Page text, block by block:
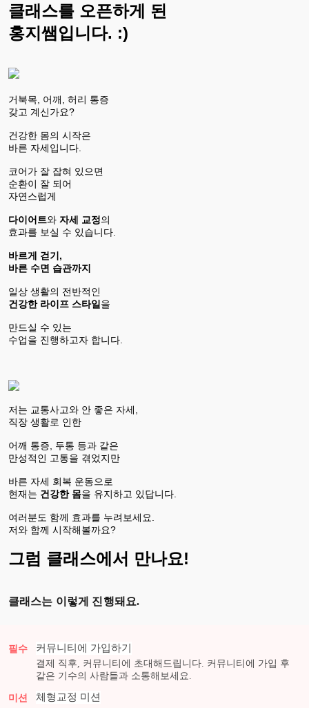
클래스를 오픈하게 된
홍지쌤입니다. :)
거북목, 어깨, 허리 통증
갖고 계신가요?
건강한 몸의 시작은
바른 자세입니다.
코어가 잘 잡혀 있으면
순환이 잘 되어
자연스럽게
다이어트와 자세 교정의
효과를 보실 수 있습니다.
바르게 걷기,
바른 수면 습관까지
일상 생활의 전반적인
건강한 라이프 스타일 을
만드실 수 있는
수업을 진행하고자 합니다.
저는 교통사고와 안 좋은 자세,
직장 생활로 인한
어깨 통증, 두통 등과 같은
만성적인 고통을 겪었지만
바른 자세 회복 운동으로
현재는 건강한 몸을 유지하고 있답니다.
여러분도 함께 효과를 누려보세요.
저와 함께 시작해볼까요?
그럼 클래스에서 만나요!
클래스는 이렇게 진행돼요.
필수 커뮤니티에 가입하기
결제 직후, 커뮤니티에 초대해드립니다. 커뮤니티에 가입 후
같은 기수의 사람들과 소통해보세요.
미션 체형교정 미션